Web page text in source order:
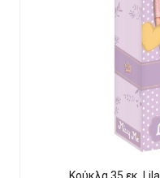
Κούκλα 35 εκ.